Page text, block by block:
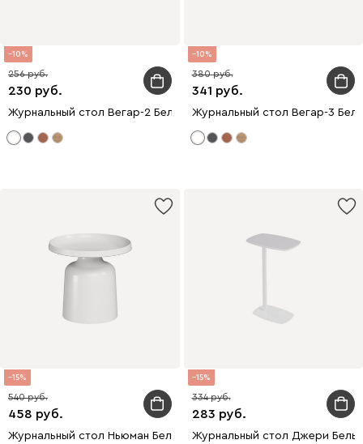
10
230
256
Журнальный стол Вегар-2 Белый/Натуральный
10
341
380
Журнальный стол Вегар-3
15
458
540
Журнальный стол Ньюман Белый
15
283
334
Журнальный стол Джери